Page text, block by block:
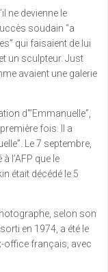
ne devienne le
soudain “a
qui faisaient de lui
un sculpteur. Just
avaient une galerie
d'”Emmanuelle”,
fois. Il a
Le 7 septembre,
l’AFP que le
était décédé le 5
selon son
en 1974, a été le
office français, avec